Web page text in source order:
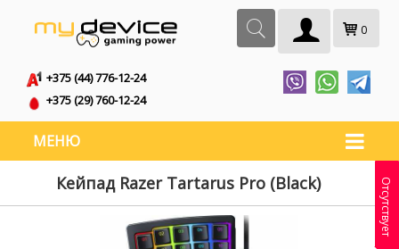
0
+375 (44) 776-12-24
+375 (29) 760-12-24
МЕНЮ
Кейпад Razer Tartarus Pro (Black) Отсутствует